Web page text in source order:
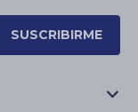
SUSCRIBIRME